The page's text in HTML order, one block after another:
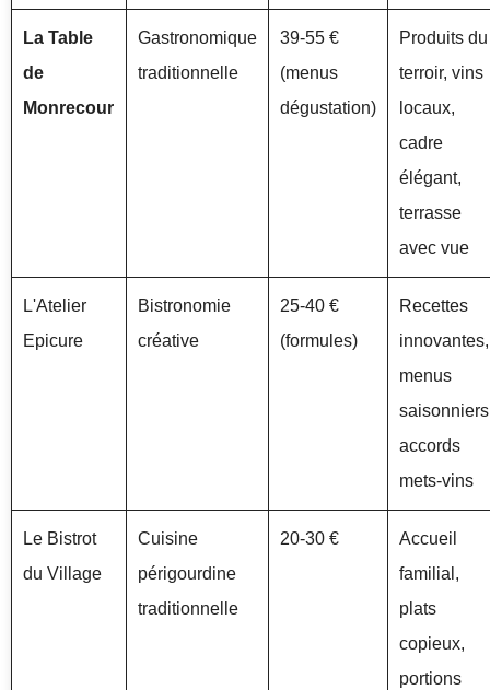
La Table
de
Monrecour
Gastronomique
traditionnelle
39-55 €
(menus
dégustation)
Produits du
terroir, vins
locaux,
cadre
élégant,
terrasse
avec vue
L'Atelier
Epicure
Bistronomie
créative
25-40 €
(formules)
Recettes
innovantes,
menus
accords
mets-vins
Le Bistrot
du Village
Cuisine
périgourdine
traditionnelle
20-30 €
Accueil
familial,
plats
copieux,
portions